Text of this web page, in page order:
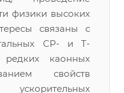
физики высоких
связаны с
СР- и Т-
каонных
свойств